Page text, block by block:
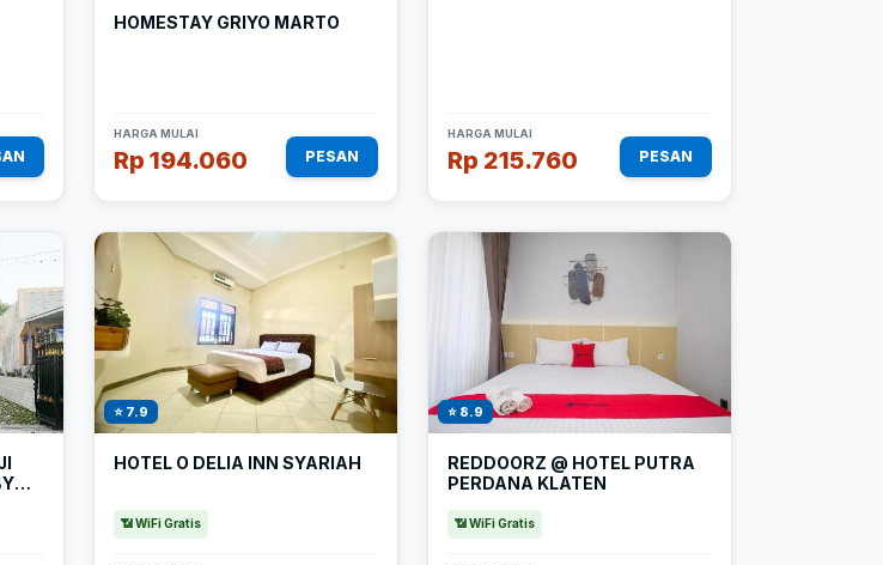
HOMESTAY GRIYO MARTO
HARGA MULAI
Rp 194.060 PESAN
HARGA MULAI
Rp 215.760 PESAN
⭐ 7.9
HOTEL O DELIA INN SYARIAH
📶 WiFi Gratis
⭐ 8.9
REDDOORZ @ HOTEL PUTRA
PERDANA KLATEN
📶 WiFi Gratis